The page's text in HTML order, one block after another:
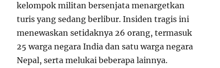
kelompok militan bersenjata menargetkan
turis yang sedang berlibur. Insiden tragis ini
menewaskan setidaknya 26 orang, termasuk
25 warga negara India dan satu warga negara
Nepal, serta melukai beberapa lainnya.